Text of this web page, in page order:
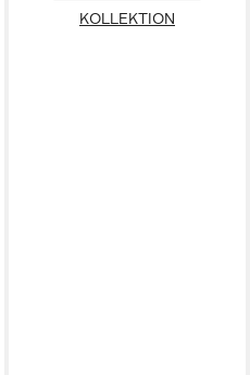
KOLLEKTION